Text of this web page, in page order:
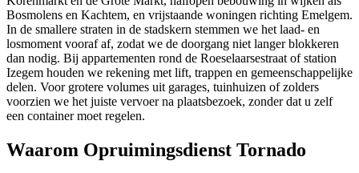
Bosmolens en Kachtem, en vrijstaande woningen richting Emelgem.
In de smallere straten in de stadskern stemmen we het laad- en
losmoment vooraf af, zodat we de doorgang niet langer blokkeren
dan nodig. Bij appartementen rond de Roeselaarsestraat of station
Izegem houden we rekening met lift, trappen en gemeenschappelijke
delen. Voor grotere volumes uit garages, tuinhuizen of zolders
voorzien we het juiste vervoer na plaatsbezoek, zonder dat u zelf
een container moet regelen.
Waarom Opruimingsdienst Tornado